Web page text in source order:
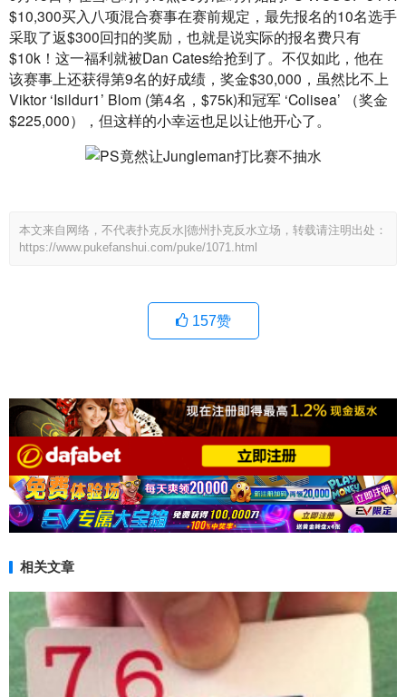
$10,300买入八项混合赛事在赛前规定，最先报名的10名选手
采取了返$300回扣的奖励，也就是说实际的报名费只有
$10k！这一福利就被Dan Cates给抢到了。不仅如此，他在
该赛事上还获得第9名的好成绩，奖金$30,000，虽然比不上
Viktor ‘Isildur1’ Blom (第4名，$75k)和冠军 ‘Colisea’ （奖金
$225,000），但这样的小幸运也足以让他开心了。
本文来自网络，不代表扑克反水|德州扑克反水立场，转载请注明出处：
https://www.pukefanshui.com/puke/1071.html
157赞
相关文章